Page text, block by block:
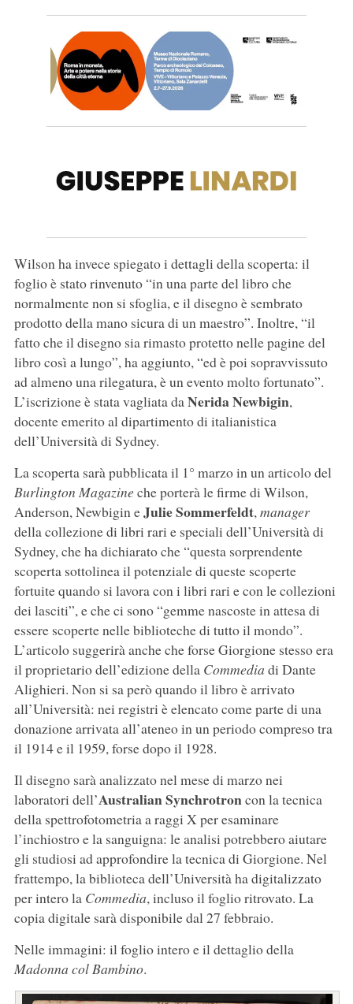
Wilson ha invece spiegato i dettagli della scoperta: il
foglio è stato rinvenuto “in una parte del libro che
normalmente non si sfoglia, e il disegno è sembrato
prodotto della mano sicura di un maestro”. Inoltre, “il
fatto che il disegno sia rimasto protetto nelle pagine del
libro così a lungo”, ha aggiunto, “ed è poi sopravvissuto
ad almeno una rilegatura, è un evento molto fortunato”.
L’iscrizione è stata vagliata daNerida Newbigin,
docente emerito al dipartimento di italianistica
dell’Università di Sydney.
La scoperta sarà pubblicata il 1° marzo in un articolo del
Burlington Magazineche porterà le firme di Wilson,
Anderson, Newbigin eJulie Sommerfeldt,manager
della collezione di libri rari e speciali dell’Università di
Sydney, che ha dichiarato che “questa sorprendente
scoperta sottolinea il potenziale di queste scoperte
fortuite quando si lavora con i libri rari e con le collezioni
dei lasciti”, e che ci sono “gemme nascoste in attesa di
essere scoperte nelle biblioteche di tutto il mondo”.
L’articolo suggerirà anche che forse Giorgione stesso era
il proprietario dell’edizione della Commedia di Dante
Alighieri. Non si sa però quando il libro è arrivato
all’Università: nei registri è elencato come parte di una
donazione arrivata all’ateneo in un periodo compreso tra
il 1914 e il 1959, forse dopo il 1928.
Il disegno sarà analizzato nel mese di marzo nei
laboratori dell’Australian Synchrotroncon la tecnica
della spettrofotometria a raggi X per esaminare
l’inchiostro e la sanguigna: le analisi potrebbero aiutare
gli studiosi ad approfondire la tecnica di Giorgione. Nel
frattempo, la biblioteca dell’Università ha digitalizzato
per intero la Commedia, incluso il foglio ritrovato. La
copia digitale sarà disponibile dal 27 febbraio.
Nelle immagini: il foglio intero e il dettaglio della
Madonna col Bambino.